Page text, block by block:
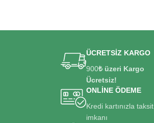
ÜCRETSİZ KARGO
900₺ üzeri Kargo
Ücretsiz!
ONLİNE ÖDEME
Kredi kartınızla taksit
imkanı